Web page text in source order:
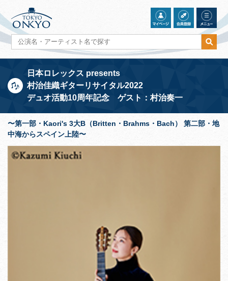
日本ロレックス presents
村治佳織ギターリサイタル2022
デュオ活動10周年記念 ゲスト：村治奏一
〜第一部・Kaori's 3大B（Britten・Brahms・Bach） 第二部・地
中海からスペイン上陸〜